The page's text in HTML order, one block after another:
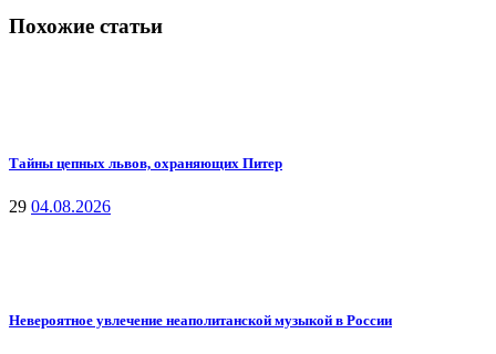
Похожие статьи
Тайны цепных львов, охраняющих Питер
29 04.08.2026
Невероятное увлечение неаполитанской музыкой в России